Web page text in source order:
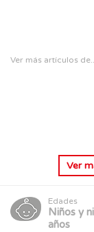
Ver más artículos de...
Ver
Edades
Niños y
años